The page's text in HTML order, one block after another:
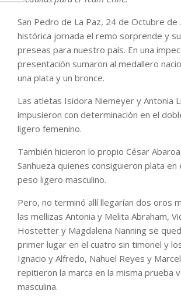
San Pedro de La Paz, 24 de Octubre de
histórica jornada el remo sorprende y
preseas para nuestro país. En una
presentación sumaron al medallero
una plata y un bronce.
Las atletas Isidora Niemeyer y Antonia
impusieron con determinación en el
ligero femenino.
También hicieron lo propio César
Sanhueza quienes consiguieron plata
peso ligero masculino.
Pero, no terminó allí llegarían dos oros
las mellizas Antonia y Melita Abraham,
Hostetter y Magdalena Nanning se
primer lugar en el cuatro sin timonel y
Ignacio y Alfredo, Nahuel Reyes y
repitieron la marca en la misma prueba
masculina.